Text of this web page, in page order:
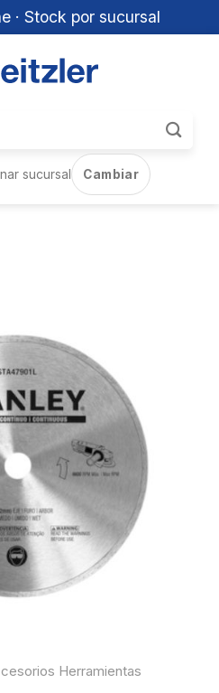
· Stock por sucursal
sucursal Cambiar
Herramientas